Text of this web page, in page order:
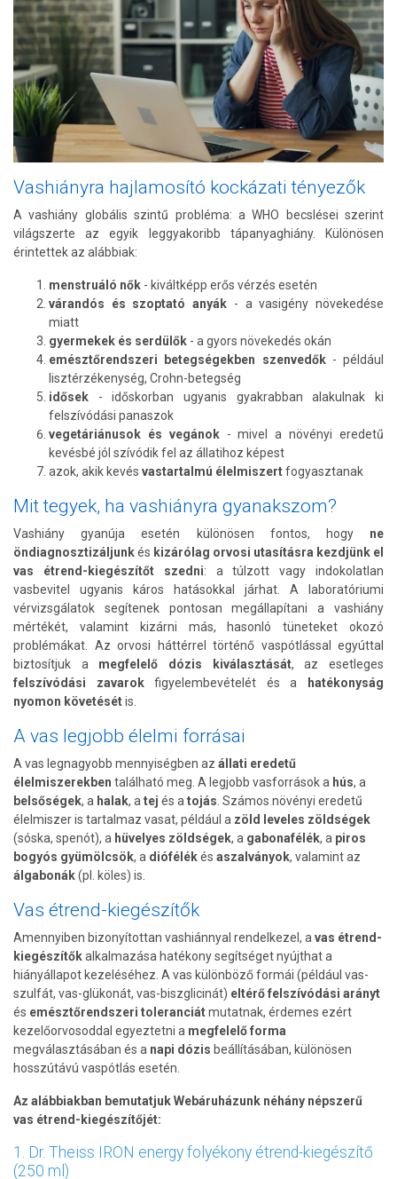
Vashiányra hajlamosító kockázati tényezők
A vashiány globális szintű probléma: a WHO becslései szerint
világszerte az egyik leggyakoribb tápanyaghiány. Különösen
érintettek az alábbiak:
menstruáló nők - kiváltképp erős vérzés esetén
várandós és szoptató anyák - a vasigény növekedése
miatt
gyermekek és serdülők - a gyors növekedés okán
emésztőrendszeri betegségekben szenvedők - például
lisztérzékenység, Crohn-betegség
idősek - időskorban ugyanis gyakrabban alakulnak ki
felszívódási panaszok
vegetáriánusok és vegánok - mivel a növényi eredetű
kevésbé jól szívódik fel az állatihoz képest
azok, akik kevés vastartalmú élelmiszertfogyasztanak
Mit tegyek, ha vashiányra gyanakszom?
Vashiány gyanúja esetén különösen fontos, hogyne
öndiagnosztizáljunkés kizárólag orvosi utasításra kezdjünk el
vas étrend-kiegészítőt szedni: a túlzott vagy indokolatlan
vasbevitel ugyanis káros hatásokkal járhat. A laboratóriumi
vérvizsgálatok segítenek pontosan megállapítani a vashiány
mértékét, valamint kizárni más, hasonló tüneteket okozó
problémákat. Az orvosi háttérrel történő vaspótlással egyúttal
biztosítjuk a megfelelő dózis kiválasztását, az esetleges
felszívódási zavarokfigyelembevételét és a
hatékonyság
nyomon követésétis.
A vas legjobb élelmi forrásai
A vas legnagyobb mennyiségben az állati eredetű
élelmiszerekben található meg. A legjobb vasforrások a hús, a
belsőségek, a halak, a tej és a tojás . Számos növényi eredetű
élelmiszer is tartalmaz vasat, például a zöld leveles zöldségek
(sóska, spenót), a hüvelyes zöldségek, a gabonafélék, a piros
bogyós gyümölcsök, a diófélékés aszalványok, valamint az
álgabonák(pl. köles) is.
Vas étrend-kiegészítők
Amennyiben bizonyítottan vashiánnyal rendelkezel, a vas étrend-
kiegészítőkalkalmazása hatékony segítséget nyújthat a
hiányállapot kezeléséhez. A vas különböző formái (például vas-
szulfát, vas-glükonát, vas-biszglicinát) eltérő felszívódási arányt
és emésztőrendszeri toleranciátmutatnak, érdemes ezért
kezelőorvosoddal egyeztetni a megfelelő forma
megválasztásában és a napi dózis beállításában, különösen
hosszútávú vaspótlás esetén.
Az alábbiakban bemutatjuk Webáruházunk néhány népszerű
vas étrend-kiegészítőjét:
1. Dr. Theiss IRON energy folyékony étrend-kiegészítő
(250 ml)